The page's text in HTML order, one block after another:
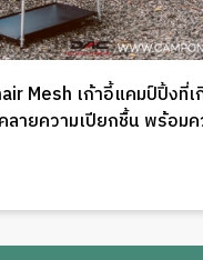
Mesh เก้าอี้แคมป์ปิ้งที่
ายความเปียกชื้น พร้อม